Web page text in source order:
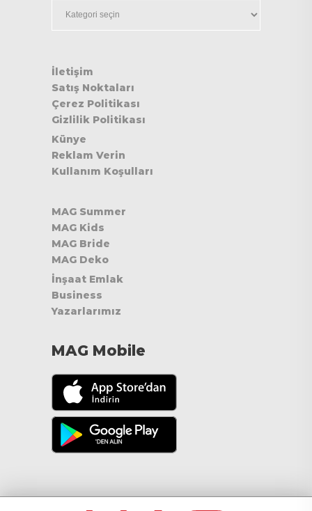
İletişim
Satış Noktaları
Çerez Politikası
Gizlilik Politikası
Künye
Reklam Verin
Kullanım Koşulları
MAG Summer
MAG Kids
MAG Bride
MAG Deko
İnşaat Emlak
Business
Yazarlarımız
MAG Mobile